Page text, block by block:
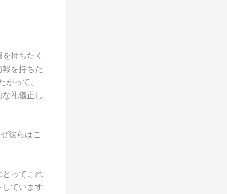
持ちたく
を持ちた
って、
礼儀正し
彼らはこ
とってこれ
ています.